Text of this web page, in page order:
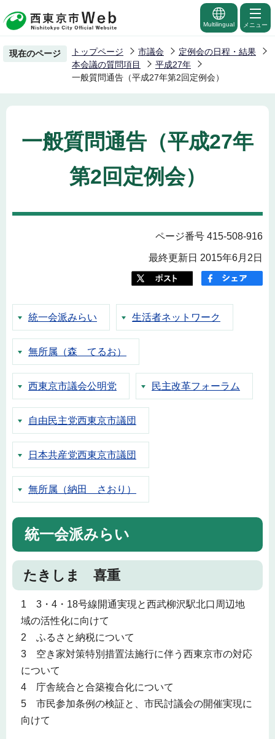
の
ー
の
先
Multilingual メニュー
現在のページ トップページ 市議会
定例会の日程・結果
本会議の質問項目
平成27年
一般質問通告（平成27年第2回定例会）
一般質問通告（平成27年
第2回定例会）
ページ番号 415-508-916
最終更新日 2015年6月2日
統一会派みらい 生活者ネットワーク
無所属（森 てるお）
西東京市議会公明党 民主改革フォーラム
自由民主党西東京市議団
日本共産党西東京市議団
無所属（納田 さおり）
統一会派みらい
たきしま 喜重
1 3・4・18号線開通実現と西武柳沢駅北口周辺地
域の活性化に向けて
2 ふるさと納税について
3 空き家対策特別措置法施行に伴う西東京市の対応
について
4 庁舎統合と合築複合化について
5 市民参加条例の検証と、市民討議会の開催実現に
向けて